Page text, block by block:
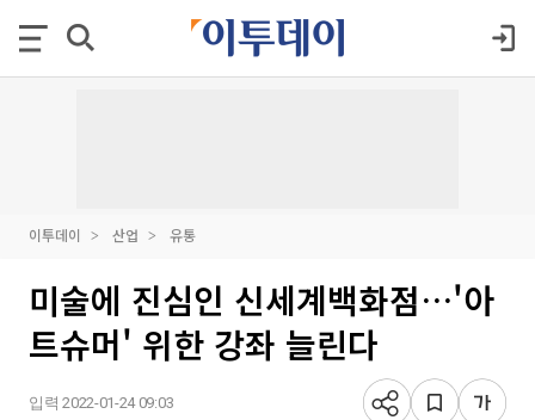
이투데이 산업 유통
미술에 진심인 신세계백화점…'아
트슈머' 위한 강좌 늘린다
입력 2022-01-24 09:03